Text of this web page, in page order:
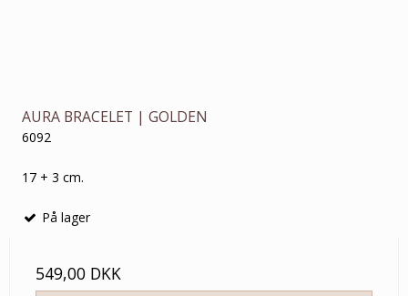
AURA BRACELET | GOLDEN
6092
17 + 3 cm.
På lager
549,00 DKK